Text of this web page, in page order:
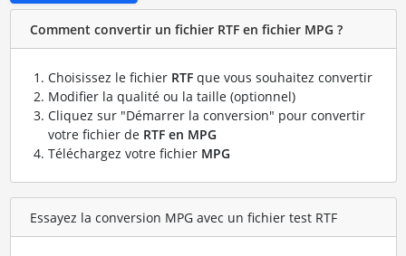
Comment convertir un fichier RTF en fichier MPG ?
Choisissez le fichier RTFque vous souhaitez convertir
Modifier la qualité ou la taille (optionnel)
Cliquez sur "Démarrer la conversion" pour convertir
votre fichier de RTF en MPG
Téléchargez votre fichier MPG
Essayez la conversion MPG avec un fichier test RTF